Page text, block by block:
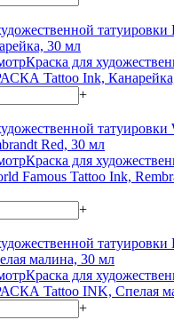
Краска для
Tattoo Ink,
+
Краска для
Famous Tattoo Ink,
+
Краска для
Tattoo INK, Спелая
+